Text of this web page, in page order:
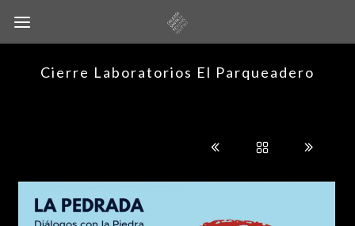
Cierre Laboratorios El Parqueadero